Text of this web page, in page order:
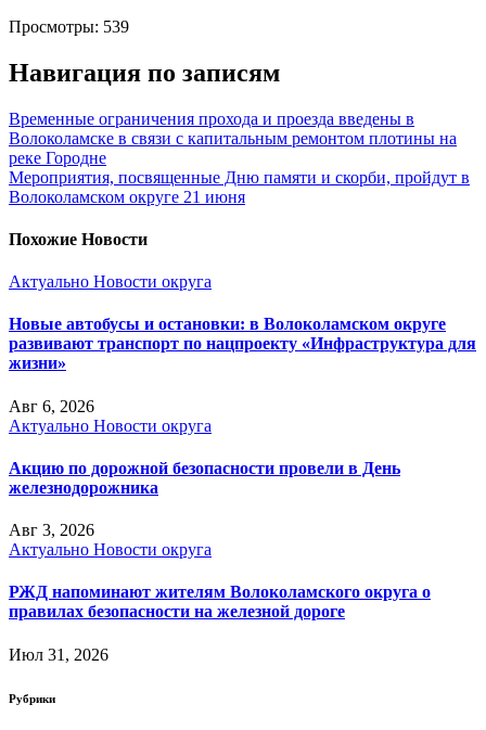
Просмотры: 539
Навигация по записям
Временные ограничения прохода и проезда введены в
Волоколамске в связи с капитальным ремонтом плотины на
реке Городне
Мероприятия, посвященные Дню памяти и скорби, пройдут в
Волоколамском округе 21 июня
Похожие Новости
Актуально Новости округа
Новые автобусы и остановки: в Волоколамском округе
развивают транспорт по нацпроекту «Инфраструктура для
жизни»
Авг 6, 2026
Актуально Новости округа
Акцию по дорожной безопасности провели в День
железнодорожника
Авг 3, 2026
Актуально Новости округа
РЖД напоминают жителям Волоколамского округа о
правилах безопасности на железной дороге
Июл 31, 2026
Рубрики